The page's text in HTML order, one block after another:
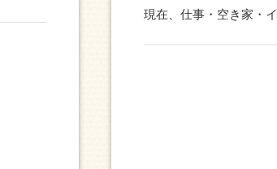
現在、仕事・空き家・